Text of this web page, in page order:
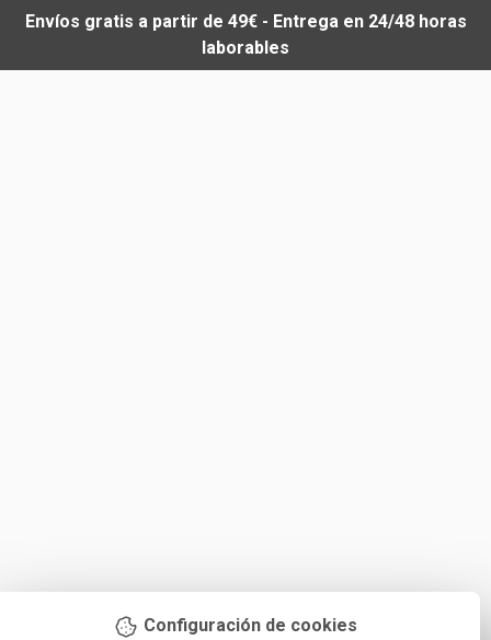
Configuración de cookies
Envíos gratis a partir de 49€ - Entrega en 24/48 horas
laborables